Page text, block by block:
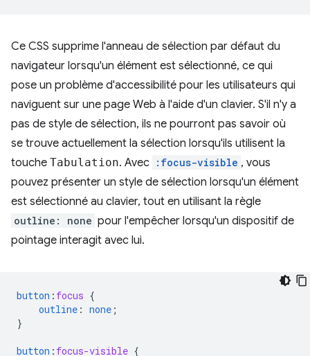
Ce CSS supprime l'anneau de sélection par défaut du
navigateur lorsqu'un élément est sélectionné, ce qui
pose un problème d'accessibilité pour les utilisateurs qui
naviguent sur une page Web à l'aide d'un clavier. S'il n'y a
pas de style de sélection, ils ne pourront pas savoir où
se trouve actuellement la sélection lorsqu'ils utilisent la
touche Tabulation. Avec :focus-visible , vous
pouvez présenter un style de sélection lorsqu'un élément
est sélectionné au clavier, tout en utilisant la règle
outline: none pour l'empêcher lorsqu'un dispositif de
pointage interagit avec lui.
button : focus {
outline : none ;
}
button : focus-visible {